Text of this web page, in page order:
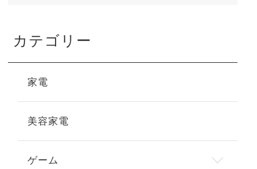
カテゴリー
家電
美容家電
ゲーム